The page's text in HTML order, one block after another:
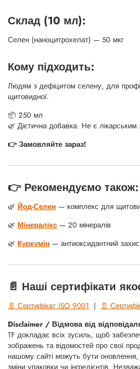
Склад (10 мл):
Селен (наноцитрохелат) — 50 мкг
Кому підходить:
Людям з дефіцитом селену, для
щитовидної.
📦 250 мл
🌿 Дієтична добавка. Не є лікарським
👉 Замовляйте зараз!
👉 Рекомендуємо також:
🌿 Йод-Селен — комплекс для
🌿 Мінералікс — 20 мінералів
🌿 Куркумін — антиоксидантний
📄 Наші сертифікати
📄 Сертифікат ISO 9001 |
📄
Disclaimer / Відмова від
TF докладає всіх зусиль, щоб
зображень та відомостей про свої
нашому сайті можуть бути